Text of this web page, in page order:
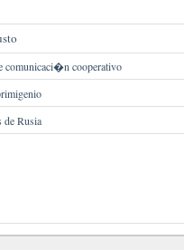
cooperativo
de Rusia